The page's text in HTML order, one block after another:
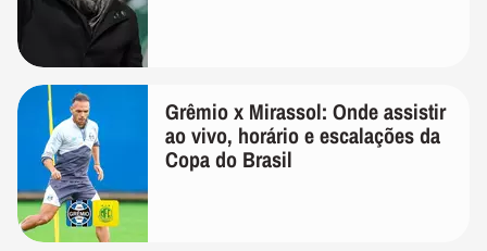
Grêmio x Mirassol: Onde assistir
ao vivo, horário e escalações da
Copa do Brasil